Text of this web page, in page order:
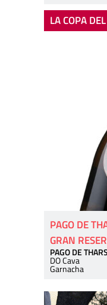
LA COPA
PAGO DE
GRAN
PAGO DE
DO Cava
Garnacha